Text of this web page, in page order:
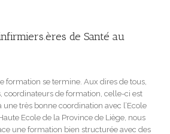
de Santé au
formation se termine. Aux dires de tous,
coordinateurs de formation, celle-ci est
une très bonne coordination avec l’Ecole
Ecole de la Province de Liège, nous
une formation bien structurée avec des